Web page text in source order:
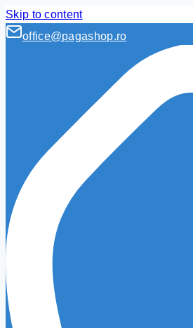
Skip to content
office@pagashop.ro